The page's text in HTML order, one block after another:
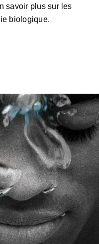
savoir plus sur les
biologique.